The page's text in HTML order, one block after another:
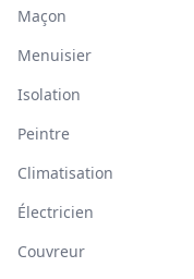
Maçon
Menuisier
Isolation
Peintre
Climatisation
Électricien
Couvreur